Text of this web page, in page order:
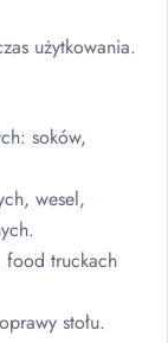
użytkowania.
soków,
wesel,
food truckach
stołu.